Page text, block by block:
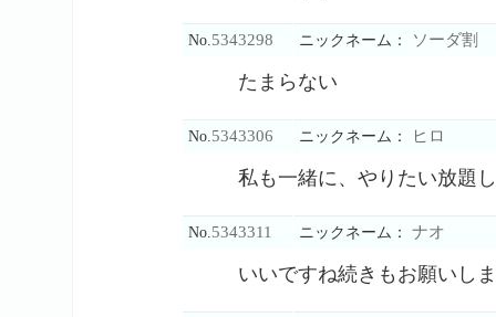
No. 5343298 ニックネーム： ソーダ割
たまらない
No. 5343306 ニックネーム： ヒロ
私も一緒に、やりたい放題
No. 5343311 ニックネーム： ナオ
いいですね続きもお願いし